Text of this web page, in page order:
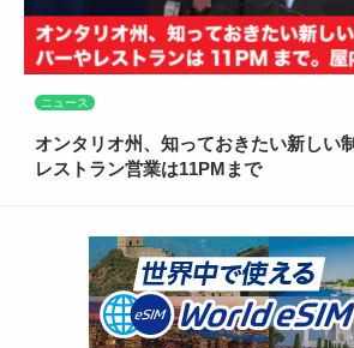
ニュース
オンタリオ州、知っておきたい新しい
レストラン営業は11PMまで